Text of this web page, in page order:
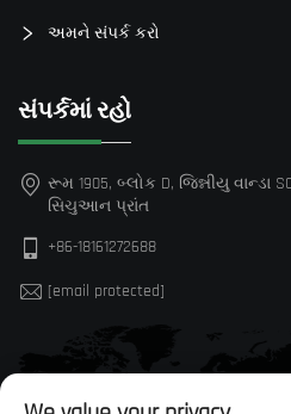
અમને સંપર્ક કરો
સંપર્કમાં રહો
રૂમ 1905, બ્લોક D, જિન્નીયુ વાન્ડા
સિચુઆન પ્રાંત
+86-18161272688
[email protected]